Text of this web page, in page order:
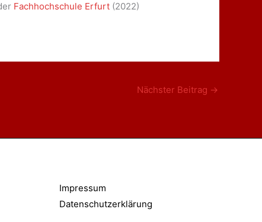
Fachhochschule Erfurt (2022)
Nächster Beitrag →
Impressum
Datenschutzerklärung